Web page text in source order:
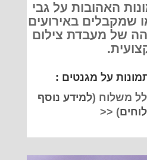
האהובות על גבי
שמקבלים באירועים
של מעבדת צילום
על מגנטים :
למידע נוסף
) <<